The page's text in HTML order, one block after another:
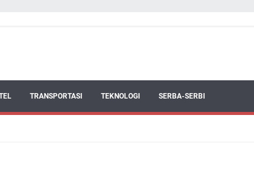
TRANSPORTASI TEKNOLOGI SERBA-SERBI